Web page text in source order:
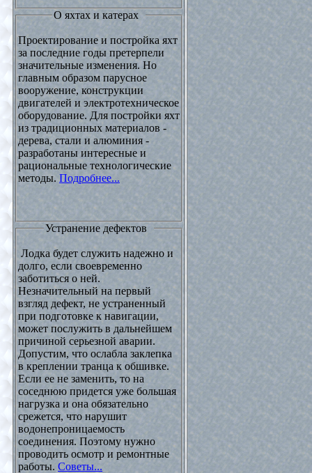
О яхтах и катерах
Проектирование и постройка яхт
за последние годы претерпели
значительные изменения. Но
главным образом парусное
вооружение, конструкции
двигателей и электротехническое
оборудование. Для постройки яхт
из традиционных материалов -
дерева, стали и алюминия -
разработаны интересные и
рациональные технологические
методы.Подробнее...
Устранение дефектов
Лодка будет служить надежно и
долго, если своевременно
заботиться о ней.
Незначительный на первый
взгляд дефект, не устраненный
при подготовке к навигации,
может послужить в дальнейшем
причиной серьезной аварии.
Допустим, что ослабла заклепка
в креплении транца к обшивке.
Если ее не заменить, то на
соседнюю придется уже большая
нагрузка и она обязательно
срежется, что нарушит
водонепроницаемость
соединения. Поэтому нужно
проводить осмотр и ремонтные
работы. Советы...